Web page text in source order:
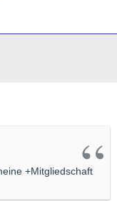
+Mitgliedschaft